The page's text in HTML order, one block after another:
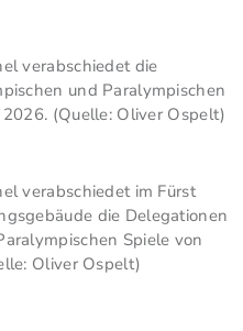
verabschiedet die
und Paralympischen
(Quelle: Oliver Ospelt)
verabschiedet im Fürst
die Delegationen
Spiele von
Oliver Ospelt)